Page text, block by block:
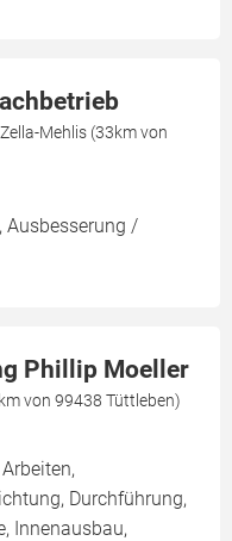
Mehlis (33km von
Ausbesserung /
Phillip Moeller
von 99438 Tüttleben)
Durchführung,
Innenausbau,